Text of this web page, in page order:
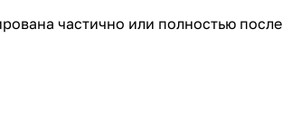
частично или полностью после